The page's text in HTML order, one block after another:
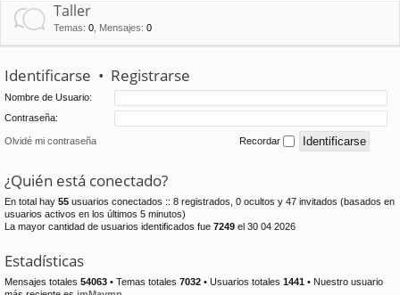
Taller
Temas: 0 Mensajes: 0
Identificarse • Registrarse
Nombre de Usuario:
Contraseña:
Olvidé mi contraseña Recordar
¿Quién está conectado?
En total hay 55 usuarios conectados :: 8 registrados, 0 ocultos y 47 invitados (basados en
usuarios activos en los últimos 5 minutos)
La mayor cantidad de usuarios identificados fue 7249 el 30 04 2026
Estadísticas
Mensajes totales 54063 • Temas totales 7032 • Usuarios totales 1441 • Nuestro usuario